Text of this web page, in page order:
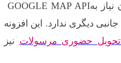
بهGOOGLE MAP API
هزینه جانبی دیگری ندارد. این افزونه
حضوری مرسولات نیز